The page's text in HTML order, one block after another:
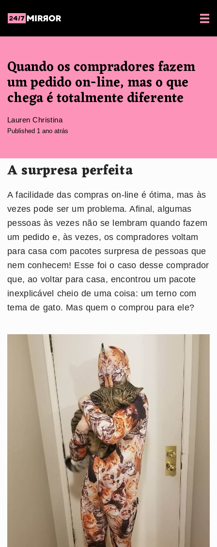
Quando os compradores fazem
um pedido on-line, mas o que
chega é totalmente diferente
Lauren Christina
Published 1 ano atrás
A surpresa perfeita
A facilidade das compras on-line é ótima, mas às
vezes pode ser um problema. Afinal, algumas
pessoas às vezes não se lembram quando fazem
um pedido e, às vezes, os compradores voltam
para casa com pacotes surpresa de pessoas que
nem conhecem! Esse foi o caso desse comprador
que, ao voltar para casa, encontrou um pacote
inexplicável cheio de uma coisa: um terno com
tema de gato. Mas quem o comprou para ele?